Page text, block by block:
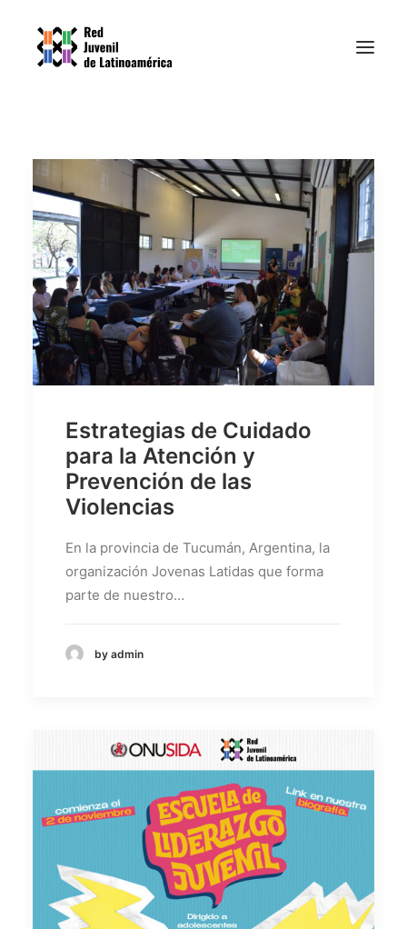
Nosotrxs
Recursos
Noticias
Contacto
PLATAFORMA EPI
ENGLISH
Buscar
Estrategias de Cuidado
para la Atención y
Prevención de las
Violencias
En la provincia de Tucumán, Argentina, la
organización Jovenas Latidas que forma
parte de nuestro…
by admin